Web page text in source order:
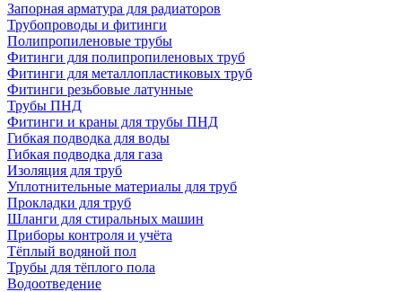
Запорная арматура для радиаторов
Трубопроводы и фитинги
Полипропиленовые трубы
Фитинги для полипропиленовых труб
Фитинги для металлопластиковых труб
Фитинги резьбовые латунные
Трубы ПНД
Фитинги и краны для трубы ПНД
Гибкая подводка для воды
Гибкая подводка для газа
Изоляция для труб
Уплотнительные материалы для труб
Прокладки для труб
Шланги для стиральных машин
Приборы контроля и учёта
Тёплый водяной пол
Трубы для тёплого пола
Водоотведение